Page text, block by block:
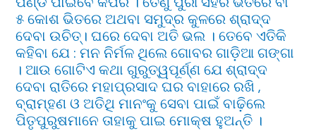
୫ କୋଶ ଭିତରେ ଅଥବା ସମୁଦ୍ର କୁଳରେ ଶ୍ରାଦ୍ଦ
ଦେବା ଉଚିତ୍। ଘରେ ଦେବା ଅତି ଭଲ । ତେବେ ଏତିକି
କହିବା ଯେ : ମନ ନିର୍ମଳ ଥିଲେ ଗୋବର ଗାଡ଼ିଆ ଗଙ୍ଗା
। ଆଉ ଗୋଟିଏ କଥା ଗୁରୁତ୍ୱପୂର୍ଣ୍ଣ ଯେ ଶ୍ରାଦ୍ଦ
ଦେବା ରାତିରେ ମହାପ୍ରସାଦ ଘର ବାହାରେ ରଖି ,
ବ୍ରାମ୍ହଣ ଓ ଅତିଥି ମାନଂକୁ ସେବା ପାଇଁ ବାଢ଼ିଲେ
ପିତୃପୁରୁଷମାନେ ତାହାକୁ ପାଇ ମୋକ୍ଷ ହୁଅନ୍ତି ।